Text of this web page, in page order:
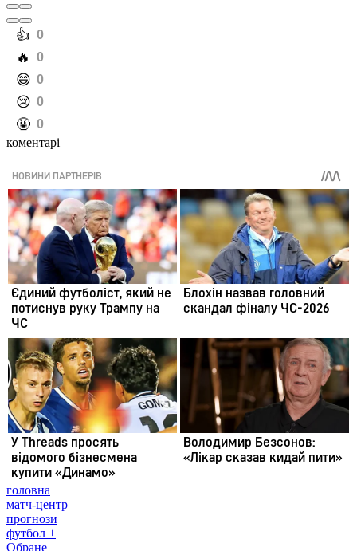
️👍 0
️🔥 0
️😄 0
️😢 0
️🤬 0
коментарі
головна
матч-центр
прогнози
футбол +
Обране